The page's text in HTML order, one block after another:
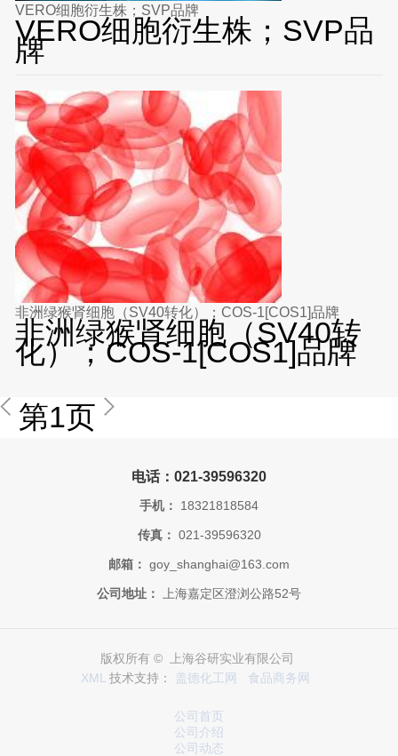
VERO细胞衍生株；SVP品牌
VERO细胞衍生株；SVP品
牌
非洲绿猴肾细胞（SV40转化）；COS-1[COS1]品牌
非洲绿猴肾细胞（SV40转
化）；COS-1[COS1]品牌
第1页
电话：021-39596320
手机： 18321818584
传真： 021-39596320
邮箱： goy_shanghai@163.com
公司地址： 上海嘉定区澄浏公路52号
版权所有 © 上海谷研实业有限公司
XML 技术支持： 盖德化工网 食品商务网
公司首页
公司介绍
公司动态